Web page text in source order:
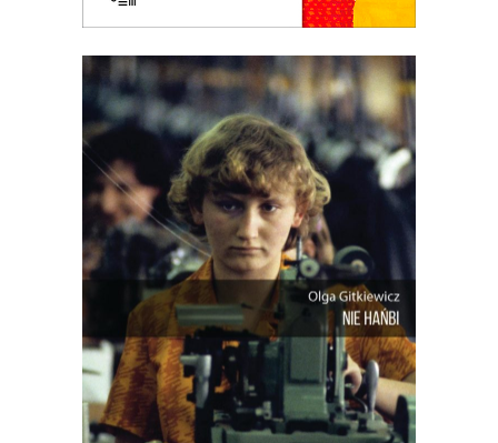
NIE HAŃBI
Reporterski obraz polskiego rynku pracy
– historycznie i dziś. Jak bardzo ten
rynek się zmienił od czasu, kiedy
chałupnicy przeszli z domowych
warsztatów do fabrycznych hal? I co to
znaczy nie pracować w świecie, w
którym ponoć nie pracuje tylko ten, kto
nie chce?